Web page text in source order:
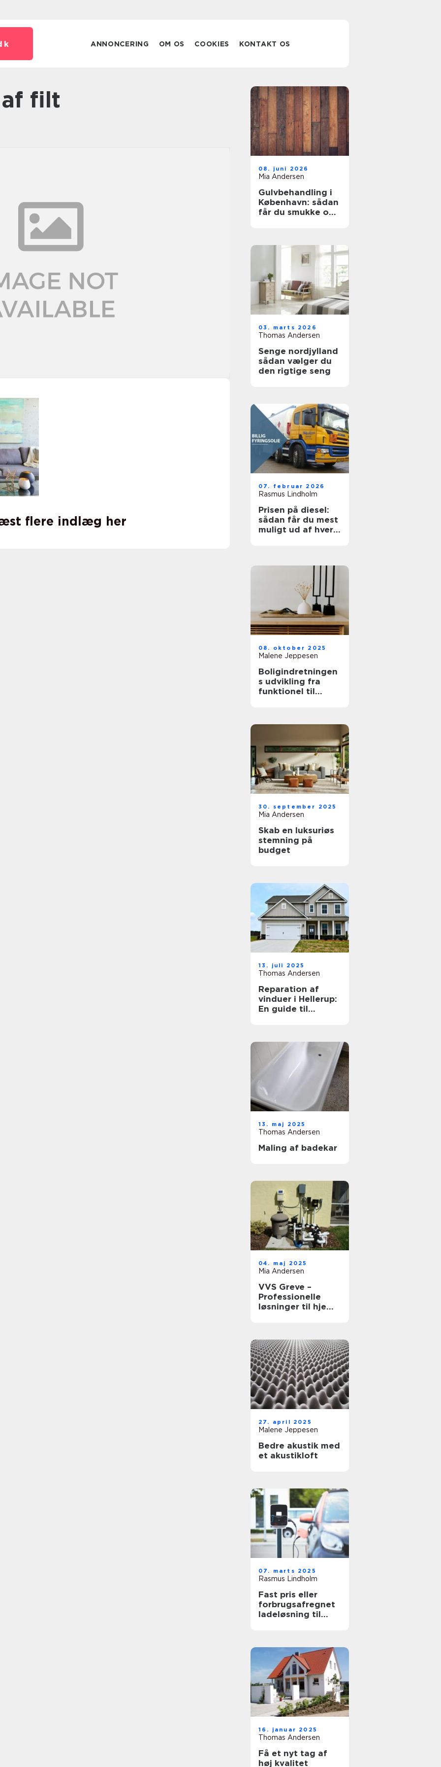
ANNONCERING OM OS COOKIES KONTAKT OS
af filt
flere indlæg her
08. juni 2026
Mia Andersen
Gulvbehandling i
København: sådan
får du smukke og
03. marts 2026
Thomas Andersen
Senge nordjylland
sådan vælger du
den rigtige seng
07. februar 2026
Rasmus Lindholm
Prisen på diesel:
sådan får du mest
muligt ud af hver
08. oktober 2025
Malene Jeppesen
Boligindretningen
s udvikling fra
funktionel til
30. september 2025
Mia Andersen
Skab en luksuriøs
stemning på
budget
13. juli 2025
Thomas Andersen
Reparation af
vinduer i Hellerup:
En guide til
13. maj 2025
Thomas Andersen
Maling af badekar
04. maj 2025
Mia Andersen
VVS Greve –
Professionelle
løsninger til hjem
27. april 2025
Malene Jeppesen
Bedre akustik med
et akustikloft
07. marts 2025
Rasmus Lindholm
Fast pris eller
forbrugsafregnet
ladeløsning til
16. januar 2025
Thomas Andersen
Få et nyt tag af
høj kvalitet